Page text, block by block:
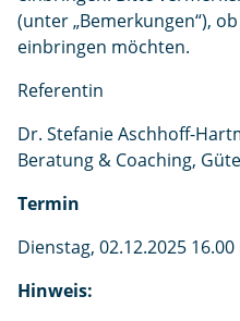
(unter „Bemerkungen“),
einbringen möchten.
Referentin
Dr. Stefanie Aschhoff-
Beratung & Coaching,
Termin
Dienstag, 02.12.2025
Hinweis: